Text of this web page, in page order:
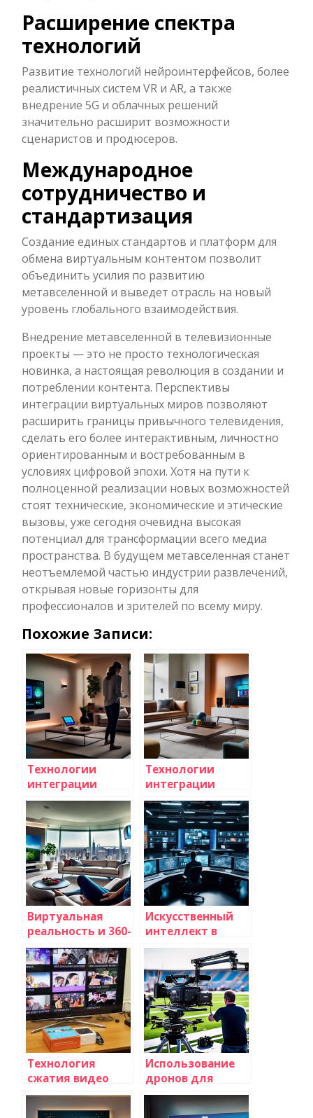
Расширение спектра
технологий
Развитие технологий нейроинтерфейсов, более
реалистичных систем VR и AR, а также
внедрение 5G и облачных решений
значительно расширит возможности
сценаристов и продюсеров.
Международное
сотрудничество и
стандартизация
Создание единых стандартов и платформ для
обмена виртуальным контентом позволит
объединить усилия по развитию
метавселенной и выведет отрасль на новый
уровень глобального взаимодействия.
Внедрение метавселенной в телевизионные
проекты — это не просто технологическая
новинка, а настоящая революция в создании и
потреблении контента. Перспективы
интеграции виртуальных миров позволяют
расширить границы привычного телевидения,
сделать его более интерактивным, личностно
ориентированным и востребованным в
условиях цифровой эпохи. Хотя на пути к
полноценной реализации новых возможностей
стоят технические, экономические и этические
вызовы, уже сегодня очевидна высокая
потенциал для трансформации всего медиа
пространства. В будущем метавселенная станет
неотъемлемой частью индустрии развлечений,
открывая новые горизонты для
профессионалов и зрителей по всему миру.
Похожие Записи:
Технологии
интеграции
телевидения с
интернетом
вещей: будущее
развлечений и
умных домов
Технологии
интеграции
телевидения с
интернетом
вещей: будущее
развлечений и
умных домов
Виртуальная
реальность и 360-
градусное
телевидение:
будущее
телевидения уже
здесь
Искусственный
интеллект в
создании
телевизионного
контента:
революция в
мире
телевидения
Технология
сжатия видео
H265 (HEVC):
преимущества и
Использование
дронов для
съемки
телевизионных